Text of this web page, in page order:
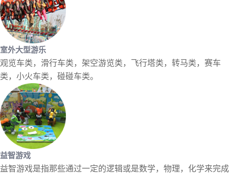
室外大型游乐
观览车类，滑行车类，架空游览类，飞行塔类，转马类，赛车
类，小火车类，碰碰车类。
益智游戏
益智游戏是指那些通过一定的逻辑或是数学，物理，化学来完成